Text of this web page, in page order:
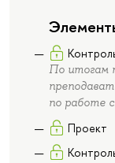
По итогам
по работе
Проект